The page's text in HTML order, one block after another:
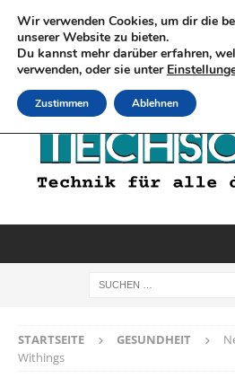
STARTSEITE GESUNDHEIT
Withings
Wir verwenden Cookies, um dir die
unserer Website zu bieten.
Du kannst mehr darüber erfahren,
verwenden, oder sie unter
Zustimmen Ablehnen